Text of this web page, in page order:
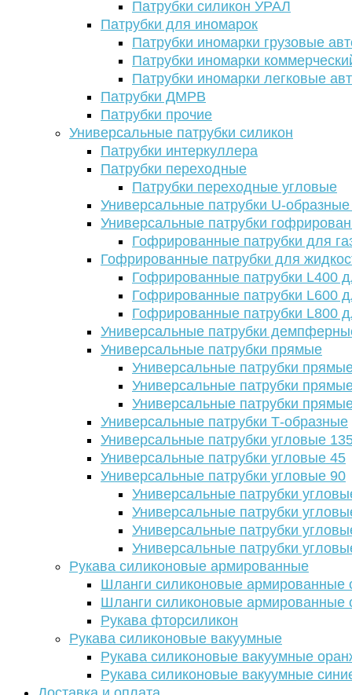
Патрубки силикон УРАЛ
Патрубки для иномарок
Патрубки иномарки грузовые
Патрубки иномарки
Патрубки иномарки легковые
Патрубки ДМРВ
Патрубки прочие
Универсальные патрубки силикон
Патрубки интеркуллера
Патрубки переходные
Патрубки переходные угловые
Универсальные патрубки U-
Универсальные патрубки
Гофрированные патрубки для
Гофрированные патрубки для
Гофрированные патрубки L400
Гофрированные патрубки L600
Гофрированные патрубки L800
Универсальные патрубки
Универсальные патрубки прямые
Универсальные патрубки
Универсальные патрубки
Универсальные патрубки
Универсальные патрубки Т-образные
Универсальные патрубки угловые
Универсальные патрубки угловые 45
Универсальные патрубки угловые 90
Универсальные патрубки
Универсальные патрубки
Универсальные патрубки
Универсальные патрубки
Рукава силиконовые армированные
Шланги силиконовые армированные
Шланги силиконовые армированные
Рукава фторсиликон
Рукава силиконовые вакуумные
Рукава силиконовые вакуумные
Рукава силиконовые вакуумные